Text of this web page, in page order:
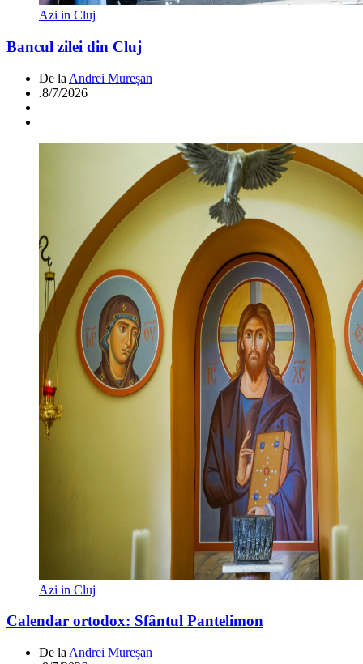
Azi in Cluj
Bancul zilei din Cluj
De la Andrei Mureșan
.8/7/2026
Azi in Cluj
Calendar ortodox: Sfântul Pantelimon
De la Andrei Mureșan